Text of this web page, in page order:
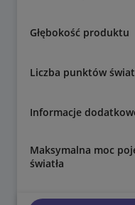
Głębokość produktu
Liczba punktów
Informacje
Maksymalna moc
światła